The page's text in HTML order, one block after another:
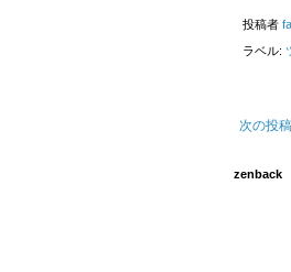
投稿者
ラベル:
次の投稿
zenback